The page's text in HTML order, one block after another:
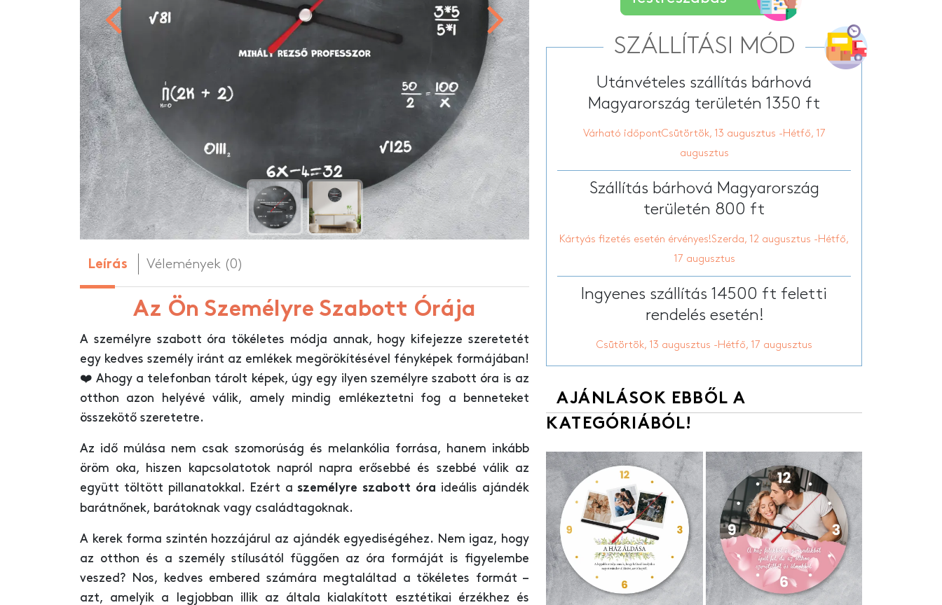
Személyre szabott sporttáska
Személyre szabott hátizsákok
Személyre szabott tolltartó
Személyre szabott párnák Testreszabott konyhai kötény
Egyedi vászon tábla
Leírás Vélemények (0)
Az Ön Személyre Szabott Órája
A személyre szabott óra tökéletes módja annak, hogy kifejezze szeretetét
egy kedves személy iránt az emlékek megörökítésével fényképek formájában!
❤️ Ahogy a telefonban tárolt képek, úgy egy ilyen személyre szabott óra is az
otthon azon helyévé válik, amely mindig emlékeztetni fog a benneteket
összekötő szeretetre.
Az idő múlása nem csak szomorúság és melankólia forrása, hanem inkább
öröm oka, hiszen kapcsolatotok napról napra erősebbé és szebbé válik az
együtt töltött pillanatokkal. Ezért aszemélyre szabott óra ideális ajándék
barátnőnek, barátoknak vagy családtagoknak.
A kerek forma szintén hozzájárul az ajándék egyediségéhez. Nem igaz, hogy
az otthon és a személy stílusától függően az óra formáját is figyelembe
veszed? Nos, kedves embered számára megtaláltad a tökéletes formát –
azt, amelyik a legjobban illik az általa kialakított esztétikai érzékhez és
SZÁLLÍTÁSI MÓD
Utánvételes szállítás bárhová
Magyarország területén 1350 ft
Várható időpontCsütörtök, 13 augusztus -Hétfő, 17
augusztus
Szállítás bárhová Magyarország
területén 800 ft
Kártyás fizetés esetén érvényes!Szerda, 12 augusztus -Hétfő,
17 augusztus
Ingyenes szállítás 14500 ft feletti
rendelés esetén!
Csütörtök, 13 augusztus -Hétfő, 17 augusztus
AJÁNLÁSOK EBBŐL A
KATEGÓRIÁBÓL!